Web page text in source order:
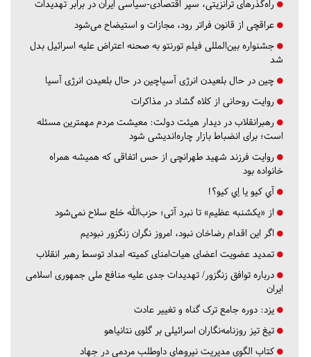
راه‌گذرهای ترانزیتی، سپر اقتصادی-سیاسی ایران در برابر تهدیدات
عراقچی از قانون فراتر رود، مجازات و استیضاح می‌شود
جشنواره بین‌المللی فیلم تورنتو به صحنه اعتراض علیه اسرائیل بدل
شد
چین در حال بلعیدن انرژی آسیاچین در حال بلعیدن انرژی آسیا
روایت روحانی از کلاه گشاد در مذاکرات
رهبرانقلاب در دیدار هیئت دولت: معیشت مردم مهمترین مسئله
است؛ برای انضباط بازار چاره‌اندیشی شود
روایت فرزند شهید طهرانچی از حس اتفاقی که همیشه همراه
خانواده بود
آي كيو يا اِي كيو؟!
از «یکشنبه عظیم» تا نبرد آتی؛ حزب‌الله خلع سلاح نمی‌شود
اگر این اقدام رضاخان نبود، امروز نگران زنگزور نبودیم
تمدید عضویت اعضای هیات‌امنای کمیته امداد توسط رهبر انقلاب
درباره توافق زنگزور/ تهدیدات جدی علیه منافع ملی جمهوری اسلامی
ایران
یزد: دوره جامع ترک گناه و تغییر عادت
تیغ تیز روزنامه‌نگاران اسرائیلی بر گلوی نتانیاهو
کتاب الگوی مدیریت نیروهای داوطلب مردمی در جهاد